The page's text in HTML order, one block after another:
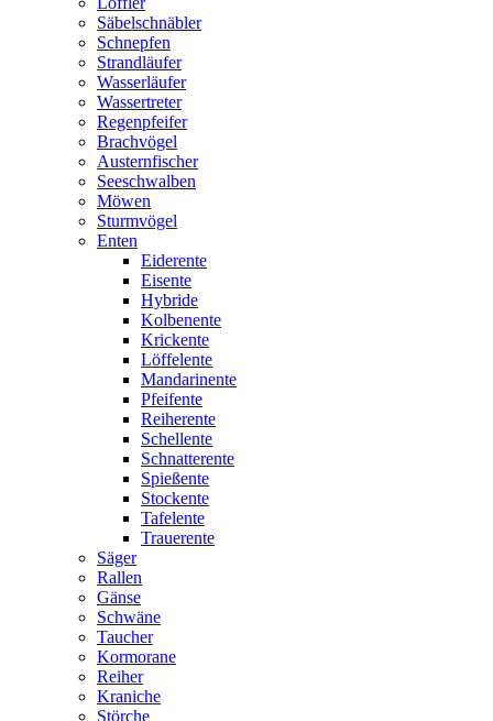
Säbelschnäbler
Schnepfen
Strandläufer
Wasserläufer
Wassertreter
Regenpfeifer
Brachvögel
Austernfischer
Seeschwalben
Möwen
Sturmvögel
Enten
Eiderente
Eisente
Hybride
Kolbenente
Krickente
Löffelente
Mandarinente
Pfeifente
Reiherente
Schellente
Schnatterente
Spießente
Stockente
Tafelente
Trauerente
Säger
Rallen
Gänse
Schwäne
Taucher
Kormorane
Reiher
Kraniche
Störche